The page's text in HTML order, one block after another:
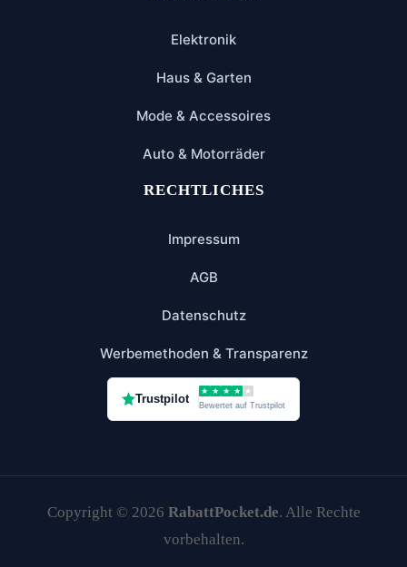
Elektronik
Haus & Garten
Mode & Accessoires
Auto & Motorräder
RECHTLICHES
Impressum
AGB
Datenschutz
Werbemethoden & Transparenz
Trustpilot
★ ★ ★ ★ ★
Bewertet auf Trustpilot
Copyright © 2026 RabattPocket.de. Alle Rechte
vorbehalten.